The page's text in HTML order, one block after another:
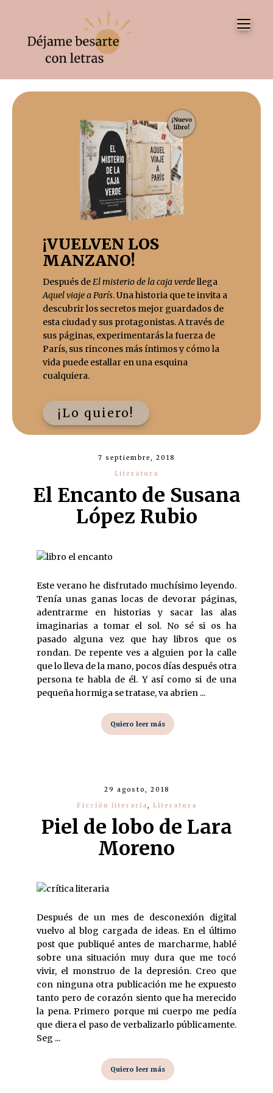
¡VUELVEN LOS
MANZANO!
Después deEl misterio de la caja verdellega
Aquel viaje a París. Una historia que te invita a
descubrir los secretos mejor guardados de
esta ciudad y sus protagonistas. A través de
sus páginas, experimentarás la fuerza de
París, sus rincones más íntimos y cómo la
vida puede estallar en una esquina
cualquiera.
¡Lo quiero!
7 septiembre, 2018
Literatura
El Encanto de Susana
López Rubio
Este verano he disfrutado muchísimo leyendo.
Tenía unas ganas locas de devorar páginas,
adentrarme en historias y sacar las alas
imaginarias a tomar el sol. No sé si os ha
pasado alguna vez que hay libros que os
rondan. De repente ves a alguien por la calle
que lo lleva de la mano, pocos días después otra
persona te habla de él. Y así como si de una
pequeña hormiga se tratase, va abrien ...
Quiero leer más
29 agosto, 2018
Ficción literaria, Literatura
Piel de lobo de Lara
Moreno
Después de un mes de desconexión digital
vuelvo al blog cargada de ideas. En el último
post que publiqué antes de marcharme, hablé
sobre una situación muy dura que me tocó
vivir, el monstruo de la depresión. Creo que
con ninguna otra publicación me he expuesto
tanto pero de corazón siento que ha merecido
la pena. Primero porque mi cuerpo me pedía
que diera el paso de verbalizarlo públicamente.
Seg ...
Quiero leer más